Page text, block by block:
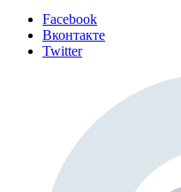
Facebook
Вконтакте
Twitter